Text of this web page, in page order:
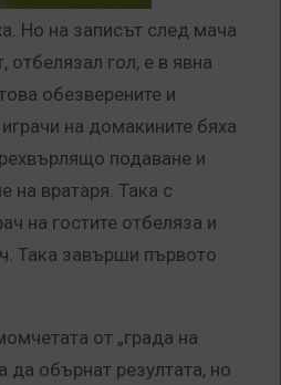
Но на записът след мача
отбелязал гол, е в явна
обезверените и
на домакините бяха
подаване и
на вратаря. Така с
на гостите отбеляза и
Така завърши първото
от „града на
да обърнат резултата, но